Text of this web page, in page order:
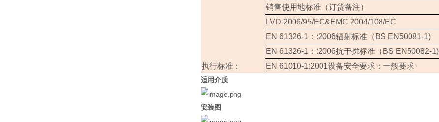
执行标准：
销售使用地标准（订货备注）
LVD 2006/95/EC&EMC 2004/108/EC
EN 61326-1 ： :2006辐射标准（ BS EN50081-1)
EN 61326-1 ： :2006抗干扰标准（ BS EN50082-1)
EN 61010-1:2001设备安全要求：一般要求
适用介质
安装图